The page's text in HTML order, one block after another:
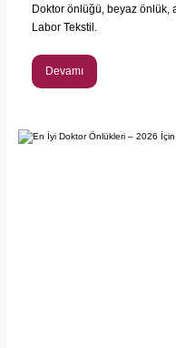
Doktor önlüğü, beyaz önlük,
Labor Tekstil.
Devamı